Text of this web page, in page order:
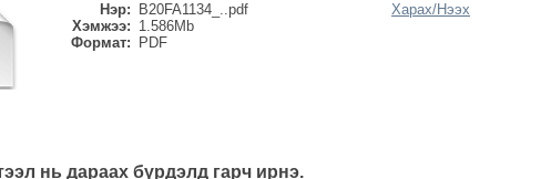
Нэр:
B20FA1134_..pdf
Хэмжээ: 1.586Mb
Формат:
PDF
Харах/Нээх
нь дараах бүрдэлд гарч ирнэ.